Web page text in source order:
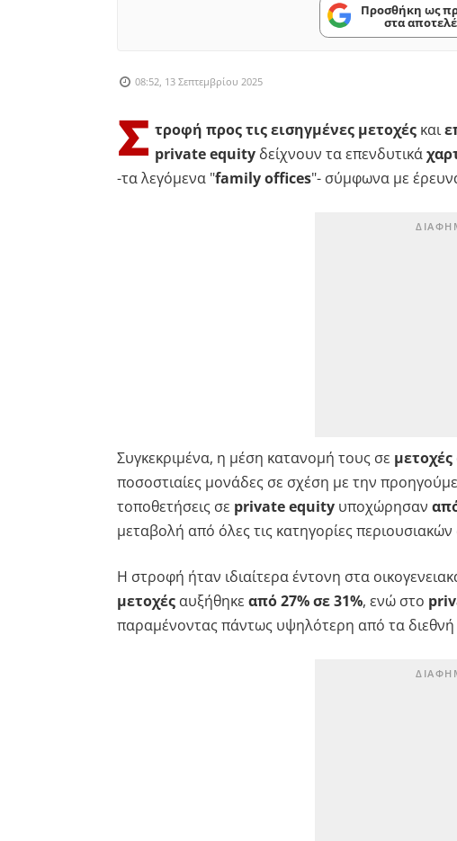
Προσθήκη ως
στα
08:52, 13 Σεπτεμβρίου 2025
Σ τροφή προς τις εισηγμένες μετοχέςκαι
private equityδείχνουν τα επενδυτικά
-τα λεγόμενα "family offices"- σύμφωνα με
Συγκεκριμένα, η μέση κατανομή τους σε μετοχές
ποσοστιαίες μονάδες σε σχέση με την
τοποθετήσεις σε private equityυποχώρησαν
μεταβολή από όλες τις κατηγορίες περιουσιακών
Η στροφή ήταν ιδιαίτερα έντονη στα
μετοχέςαυξήθηκε από 27% σε 31%, ενώ στο
παραμένοντας πάντως υψηλότερη από τα διεθνή